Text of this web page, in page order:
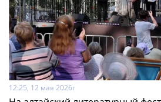
12:25, 12 мая 2026г